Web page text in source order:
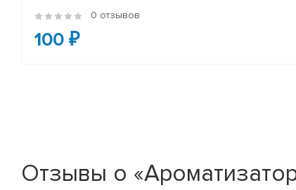
0 отзывов
100 ₽
Отзывы о